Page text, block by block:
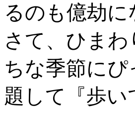
るのも億劫
さて、ひま
ちな季節に
題して『歩